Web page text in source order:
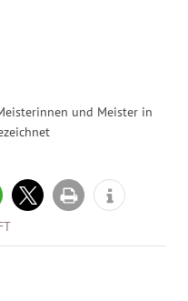
und Meister in